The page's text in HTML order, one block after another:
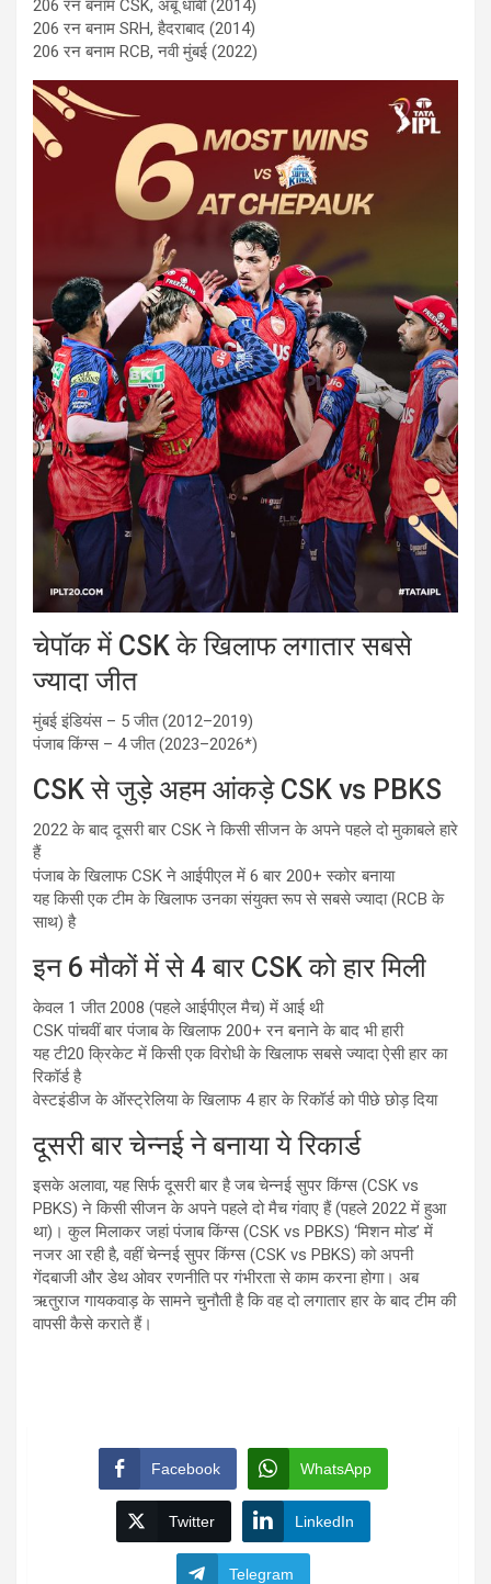
206 रन बनाम CSK, अबू धाबी (2014)
206 रन बनाम SRH, हैदराबाद (2014)
206 रन बनाम RCB, नवी मुंबई (2022)
चेपॉक में CSK के खिलाफ लगातार सबसे
ज्यादा जीत
मुंबई इंडियंस – 5 जीत (2012–2019)
पंजाब किंग्स – 4 जीत (2023–2026*)
CSK से जुड़े अहम आंकड़े CSK vs PBKS
2022 के बाद दूसरी बार CSK ने किसी सीजन के अपने पहले दो मुकाबले हारे
हैं
पंजाब के खिलाफ CSK ने आईपीएल में 6 बार 200+ स्कोर बनाया
यह किसी एक टीम के खिलाफ उनका संयुक्त रूप से सबसे ज्यादा (RCB के
साथ) है
इन 6 मौकों में से 4 बार CSK को हार मिली
केवल 1 जीत 2008 (पहले आईपीएल मैच) में आई थी
CSK पांचवीं बार पंजाब के खिलाफ 200+ रन बनाने के बाद भी हारी
यह टी20 क्रिकेट में किसी एक विरोधी के खिलाफ सबसे ज्यादा ऐसी हार का
रिकॉर्ड है
वेस्टइंडीज के ऑस्ट्रेलिया के खिलाफ 4 हार के रिकॉर्ड को पीछे छोड़ दिया
दूसरी बार चेन्नई ने बनाया ये रिकार्ड
इसके अलावा, यह सिर्फ दूसरी बार है जब चेन्नई सुपर किंग्स (CSK vs
PBKS) ने किसी सीजन के अपने पहले दो मैच गंवाए हैं (पहले 2022 में हुआ
था)। कुल मिलाकर जहां पंजाब किंग्स (CSK vs PBKS) ‘मिशन मोड’ में
नजर आ रही है, वहीं चेन्नई सुपर किंग्स (CSK vs PBKS) को अपनी
गेंदबाजी और डेथ ओवर रणनीति पर गंभीरता से काम करना होगा। अब
ऋतुराज गायकवाड़ के सामने चुनौती है कि वह दो लगातार हार के बाद टीम की
वापसी कैसे कराते हैं।
Facebook WhatsApp
Twitter LinkedIn
Telegram